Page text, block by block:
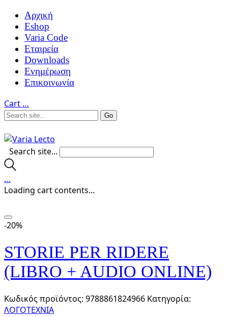
Αρχική
Eshop
Varia Code
Εταιρεία
Downloads
Ενημέρωση
Επικοινωνία
Cart …
Search site...
…
Loading cart contents...
-20%
STORIE PER RIDERE
(LIBRO + AUDIO ONLINE)
Κωδικός προϊόντος: 9788861824966 Κατηγορία:
ΛΟΓΟΤΕΧΝΙΑ